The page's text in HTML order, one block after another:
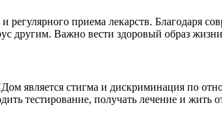
регулярного приема лекарств.
другим. Важно вести здоровый образ
является стигма и дискриминация по
тестирование, получать лечение и жить